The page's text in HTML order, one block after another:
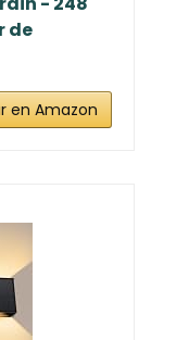
de
en Amazon